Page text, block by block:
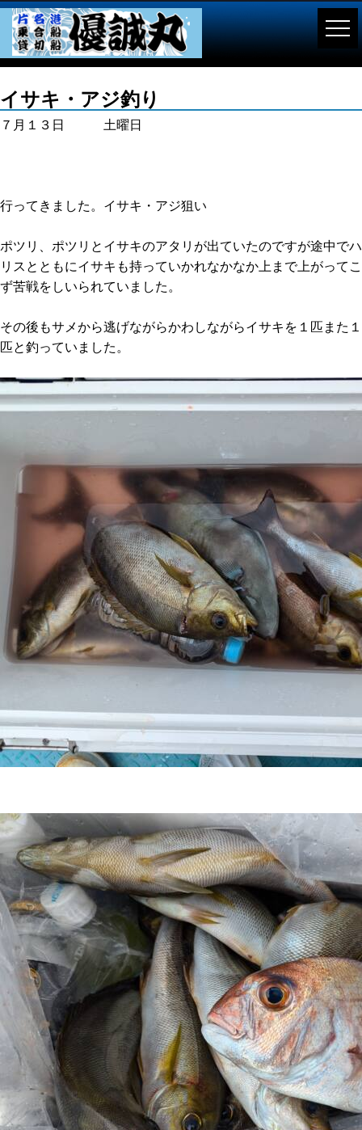
イサキ・アジ釣り
７月１３日 土曜日
行ってきました。イサキ・アジ狙い
ポツリ、ポツリとイサキのアタリが出ていたのですが途中でハ
リスとともにイサキも持っていかれなかなか上まで上がってこ
ず苦戦をしいられていました。
その後もサメから逃げながらかわしながらイサキを１匹また１
匹と釣っていました。